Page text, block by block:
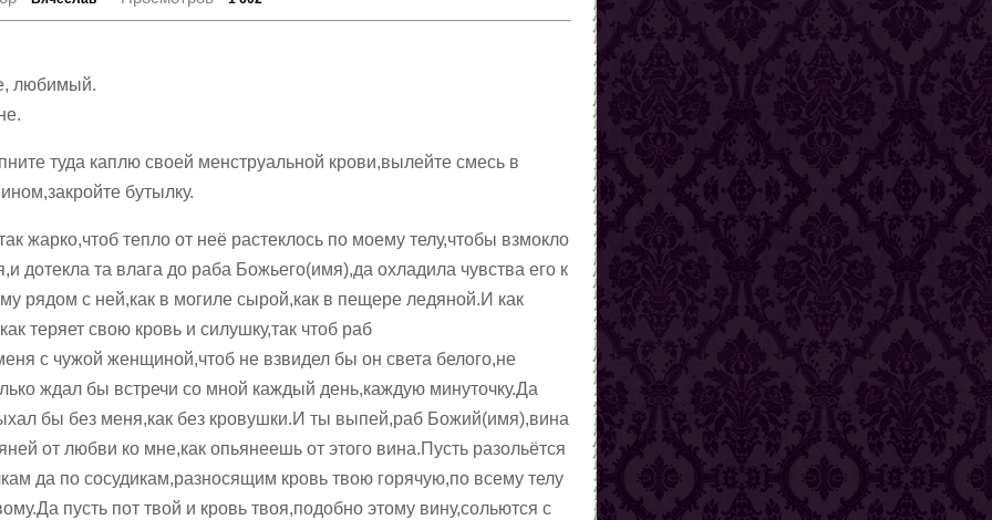
любимый.
туда каплю своей менструальной крови,вылейте смесь в
бутылку.
жарко,чтоб тепло от неё растеклось по моему телу,чтобы взмокло
дотекла та влага до раба Божьего(имя),да охладила чувства его к
рядом с ней,как в могиле сырой,как в пещере ледяной.И как
теряет свою кровь и силушку,так чтоб раб
с чужой женщиной,чтоб не взвидел бы он света белого,не
ждал бы встречи со мной каждый день,каждую минуточку.Да
бы без меня,как без кровушки.И ты выпей,раб Божий(имя),вина
от любви ко мне,как опьянеешь от этого вина.Пусть разольётся
да по сосудикам,разносящим кровь твою горячую,по всему телу
пусть пот твой и кровь твоя,подобно этому вину,сольются с